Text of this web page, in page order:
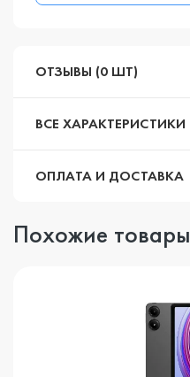
ОТЗЫВЫ (0 ШТ)
ВСЕ ХАРАКТЕРИСТИКИ
ОПЛАТА И ДОСТАВКА
Похожие товары